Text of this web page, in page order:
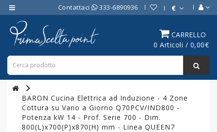
Contattaci 333-6890936 €
CARRELLO
0 Articoli / 0,00€
Category
ATTREZZATURE
BAR
ATTREZZATURE
PROFESSIONALI
CUCINA
BARON Cucina Elettrica ad Induzione - 4 Zone
Cottura su Vano a Giorno Q70PCV/IND800 -
Potenza kW 14 - Prof. Serie 700 - Dim.
800(L)x700(P)x870(H) mm - Linea QUEEN7